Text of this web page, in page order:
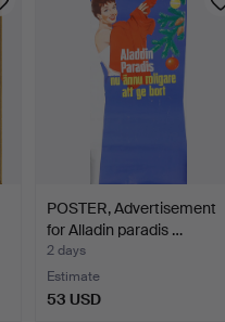
POSTER, Advertisement
for Alladin paradis …
2 days
Estimate
53 USD